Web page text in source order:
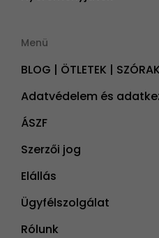
Menü
BLOG | ÖTLETEK |
Adatvédelem és
ÁSZF
Szerzői jog
Elállás
Ügyfélszolgálat
Rólunk